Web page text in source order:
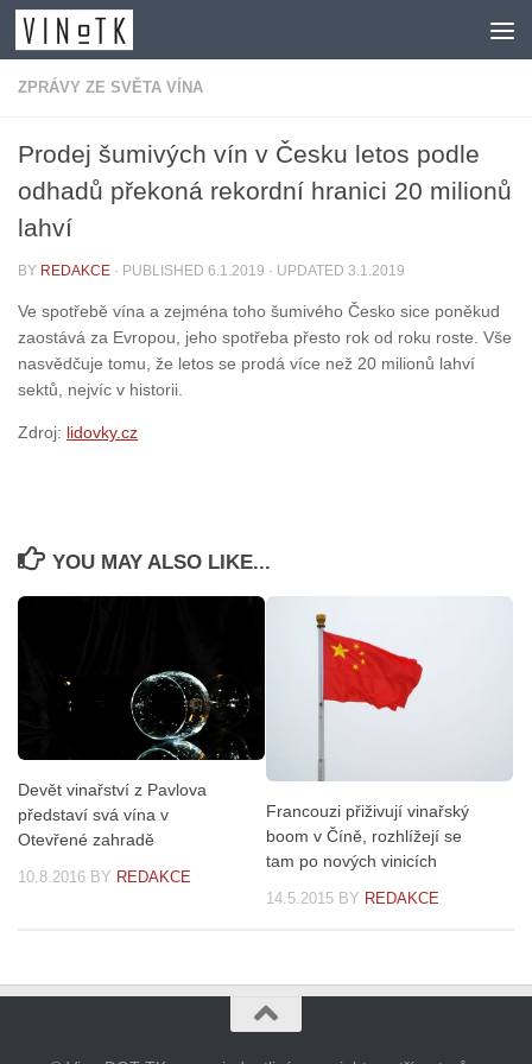
Skip to content
ZPRÁVY ZE SVĚTA VÍNA
Prodej šumivých vín v Česku letos podle
odhadů překoná rekordní hranici 20 milionů
lahví
BY REDAKCE · PUBLISHED 6.1.2019 · UPDATED 3.1.2019
Ve spotřebě vína a zejména toho šumivého Česko sice poněkud
zaostává za Evropou, jeho spotřeba přesto rok od roku roste. Vše
nasvědčuje tomu, že letos se prodá více než 20 milionů lahví
sektů, nejvíc v historii.
Zdroj: lidovky.cz
YOU MAY ALSO LIKE...
Devět vinařství z Pavlova
představí svá vína v
Otevřené zahradě
10.8.2016 BY REDAKCE
Francouzi přiživují vinařský
boom v Číně, rozhlížejí se
tam po nových vinicích
14.5.2015 BY REDAKCE